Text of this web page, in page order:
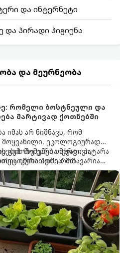
და ინტერნეტი
და პირადი ჰიგიენა
და მეურნეობა
რომელი ბოსტნეული და
მარტივად ქოთნებში
იმას არ ნიშნავს, რომ
ეკოლოგიურად
გემოზე უარი თქვათ. პატარა
იმისათვის, რომ
საიდანაც
არომატულ მწვანილსა
მოშენება მარტივი,
ჰობია. მთავარია
ეგუებიან
ყველაზე კარგად და როგორ